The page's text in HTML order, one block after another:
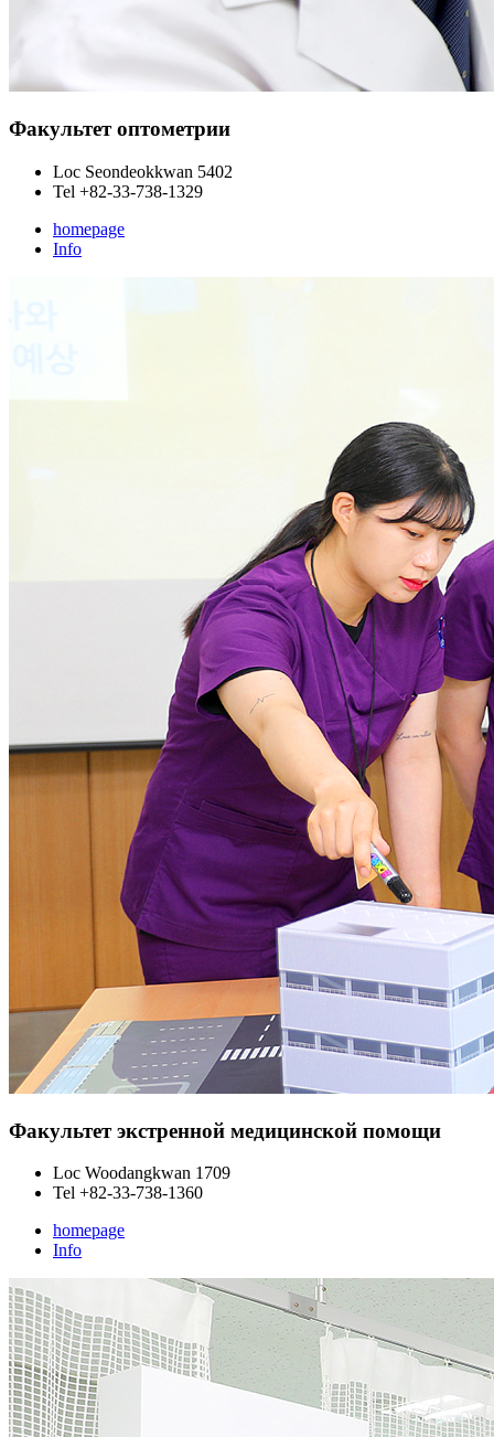
Факультет оптометрии
Loc Seondeokkwan 5402
Tel +82-33-738-1329
homepage
Info
Факультет экстренной медицинской помощи
Loc Woodangkwan 1709
Tel +82-33-738-1360
homepage
Info